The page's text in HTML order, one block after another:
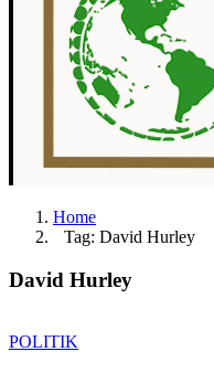
Home
Tag: David Hurley
David Hurley
POLITIK